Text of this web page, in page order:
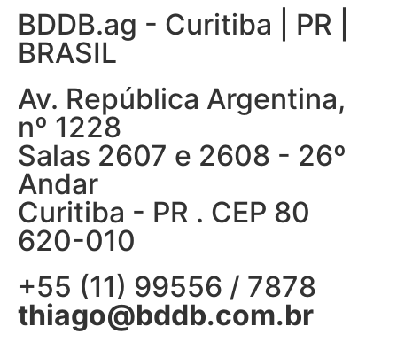
BDDB.ag - Curitiba | PR |
BRASIL
Av. República Argentina,
nº 1228
Salas 2607 e 2608 - 26º
Andar
Curitiba - PR . CEP 80
620-010
+55 (11) 99556 / 7878
thiago@bddb.com.br